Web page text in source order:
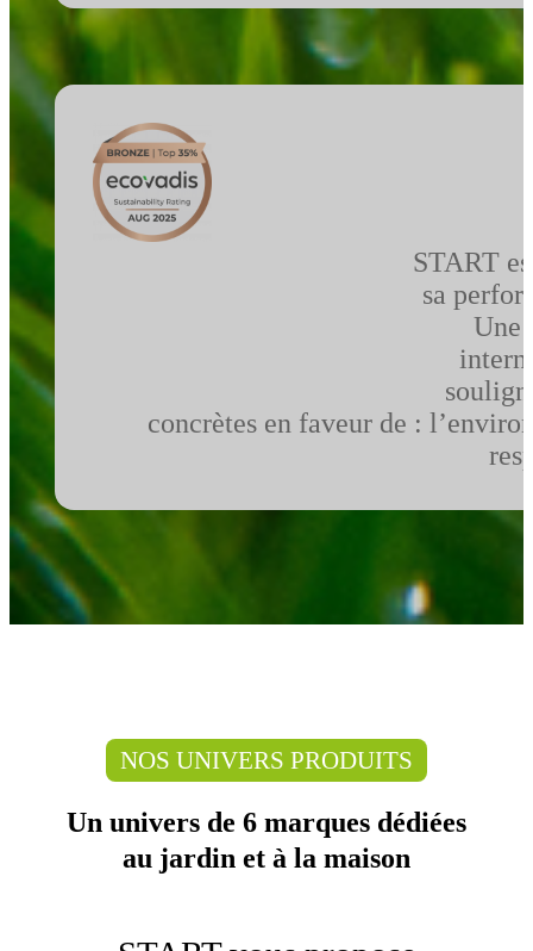
START
sa
Une
concrètes en faveur de :
NOS UNIVERS PRODUITS
Un univers de 6 marques dédiées
au jardin et à la maison